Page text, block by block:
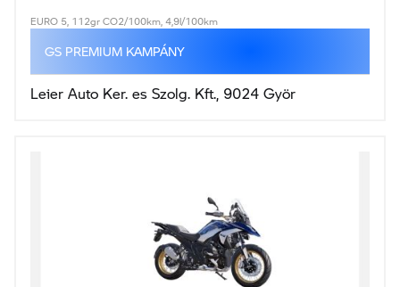
EURO 5, 112gr CO2/100km, 4,9l/100km
GS PREMIUM KAMPÁNY
Leier Auto Ker. es Szolg. Kft., 9024 Györ